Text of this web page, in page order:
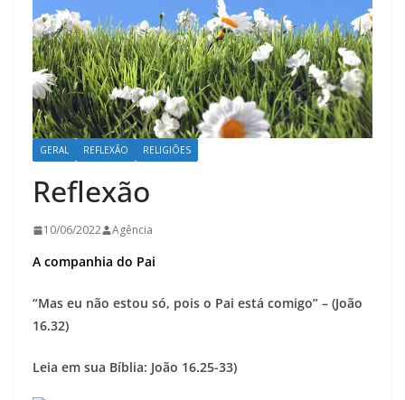
GERAL REFLEXÃO RELIGIÕES
Reflexão
10/06/2022 Agência
A companhia do Pai
“Mas eu não estou só, pois o Pai está comigo” – (João
16.32)
Leia em sua Bíblia: João 16.25-33)